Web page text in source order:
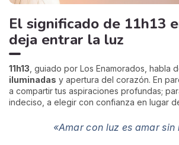
El significado de 11h13
deja entrar la luz
11h13 , guiado por Los Enamorados, habla
iluminadas y apertura del corazón. En
a compartir tus aspiraciones profundas;
indeciso, a elegir con confianza en lugar
«Amar con luz es amar sin